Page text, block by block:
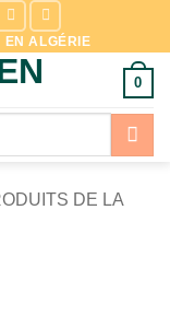
EN ALGÉRIE
0
DE LA